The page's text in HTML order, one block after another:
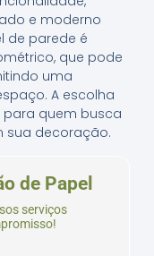
e moderno
de parede é
que pode
uma
A escolha
para quem busca
sua decoração.
de Papel
serviços